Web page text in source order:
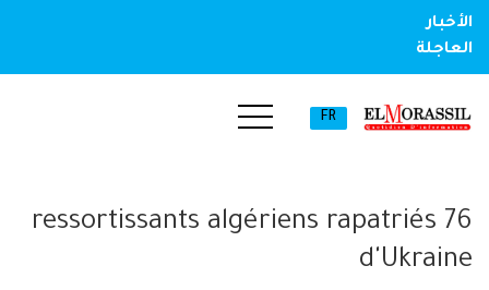
الأخبار
العاجلة
FR
76 ressortissants algériens rapatriés
d'Ukraine